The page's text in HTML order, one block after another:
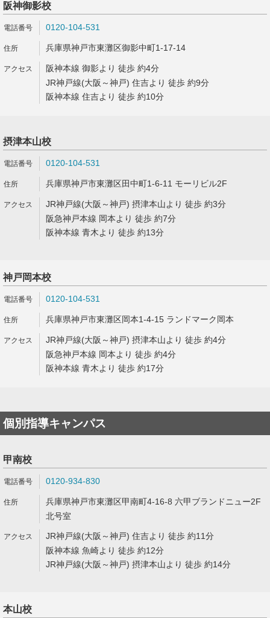
阪神御影校
0120-104-531
兵庫県神戸市東灘区御影中町1-17-14
阪神本線 御影より 徒歩 約4分
JR神戸線(大阪～神戸) 住吉より 徒歩 約9分
阪神本線 住吉より 徒歩 約10分
摂津本山校
0120-104-531
兵庫県神戸市東灘区田中町1-6-11 モーリビル2F
JR神戸線(大阪～神戸) 摂津本山より 徒歩 約3分
阪急神戸本線 岡本より 徒歩 約7分
阪神本線 青木より 徒歩 約13分
神戸岡本校
0120-104-531
兵庫県神戸市東灘区岡本1-4-15 ランドマーク岡本
JR神戸線(大阪～神戸) 摂津本山より 徒歩 約4分
阪急神戸本線 岡本より 徒歩 約4分
阪神本線 青木より 徒歩 約17分
個別指導キャンパス
甲南校
0120-934-830
兵庫県神戸市東灘区甲南町4-16-8 六甲ブランドニュー2F
北号室
JR神戸線(大阪～神戸) 住吉より 徒歩 約11分
阪神本線 魚崎より 徒歩 約12分
JR神戸線(大阪～神戸) 摂津本山より 徒歩 約14分
本山校